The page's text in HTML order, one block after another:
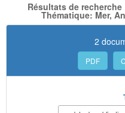
Résultats de
Thématique: Mer,
2
PDF